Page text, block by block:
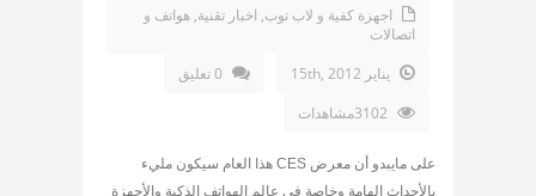
اجهزة كفية و لاب توب, اخبار تقنية, هواتف و
اتصالات
يناير 15th, 2012
0 تعليق
على مايبدو أن معرض CES هذا العام سيكون مليء
بالأحداث الهامة وخاصة في عالم الهواتف الذكية والأجهزة